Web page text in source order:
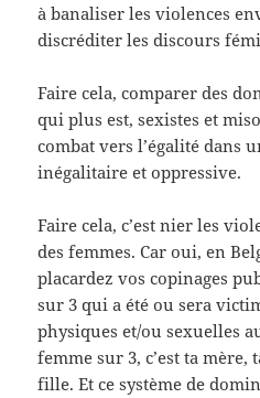
à banaliser les violences
discréditer les discours
Faire cela, comparer des
qui plus est, sexistes et
combat vers l’égalité dans
inégalitaire et oppressive.
Faire cela, c’est nier les
des femmes. Car oui, en
placardez vos copinages
sur 3 qui a été ou sera
physiques et/ou sexuelles
femme sur 3, c’est ta
fille. Et ce système de